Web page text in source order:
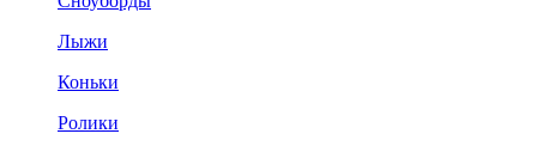
Лыжи
Коньки
Ролики